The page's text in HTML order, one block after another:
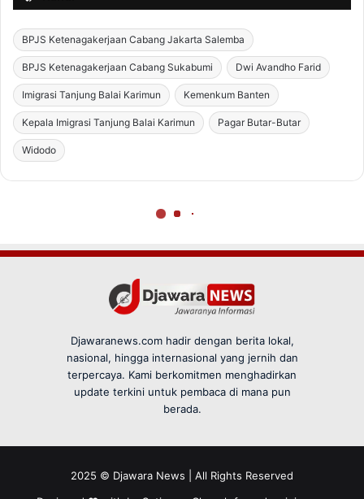
Djawaranews.com hadir dengan berita lokal,
nasional, hingga internasional yang jernih dan
terpercaya. Kami berkomitmen menghadirkan
update terkini untuk pembaca di mana pun
berada.
2025 © Djawara News | All Rights Reserved